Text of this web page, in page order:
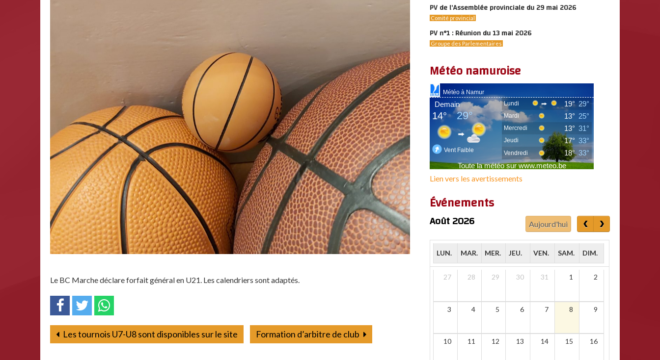
Le BC Marche déclare forfait général en U21. Les calendriers sont adaptés.
Les tournois U7-U8 sont disponibles sur le site Formation d’arbitre de club
PV de l’Assemblée provinciale du 29 mai 2026
Comité provincial
PV n°1 : Réunion du 13 mai 2026
Groupe des Parlementaires
Météo namuroise
Lien vers les avertissements
Événements
Août 2026 Aujourd'hui
LUN. MAR. MER. JEU. VEN. SAM. DIM.
27 28 29 30 31 1 2
3 4 5 6 7 8 9
10 11 12 13 14 15 16